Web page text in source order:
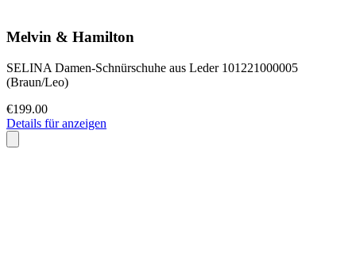
Melvin & Hamilton
SELINA Damen-Schnürschuhe aus Leder 101221000005
(Braun/Leo)
€199.00
Details für anzeigen